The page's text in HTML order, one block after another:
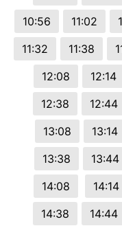
10:56
11:02
11:32
11:38
12:08
12:14
12:38
12:44
13:08
13:14
13:38
13:44
14:08
14:14
14:38
14:44